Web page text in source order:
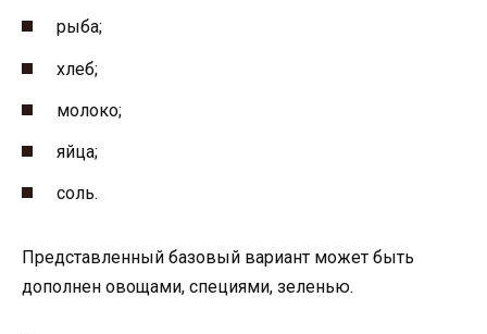
рыба;
хлеб;
молоко;
яйца;
соль.
Представленный базовый вариант может быть
дополнен овощами, специями, зеленью.